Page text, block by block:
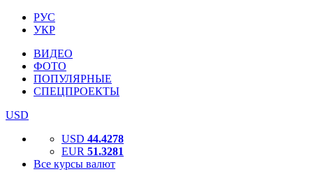
РУС
УКР
ВИДЕО
ФОТО
ПОПУЛЯРНЫЕ
СПЕЦПРОЕКТЫ
USD
USD 44.4278
EUR 51.3281
Все курсы валют